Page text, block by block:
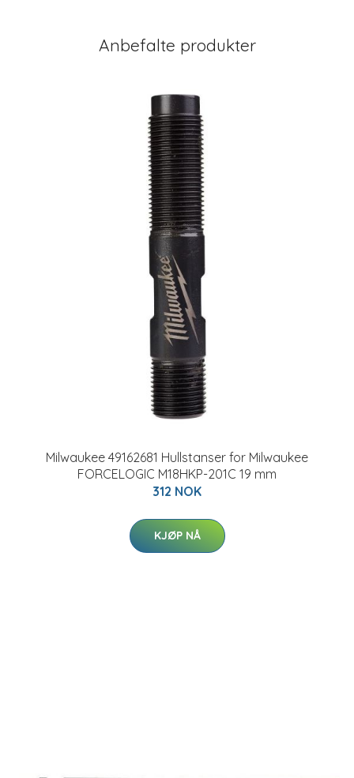
Anbefalte produkter
Milwaukee 49162681 Hullstanser for Milwaukee
FORCELOGIC M18HKP-201C 19 mm
312 NOK
KJØP NÅ